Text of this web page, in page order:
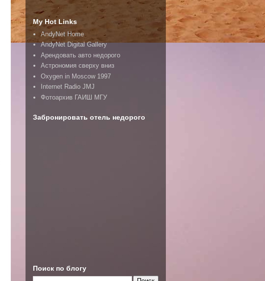
My Hot Links
AndyNet Home
AndyNet Digital Gallery
Арендовать авто недорого
Астрономия сверху вниз
Oxygen in Moscow 1997
Internet Radio JMJ
Фотоархив ГАИШ МГУ
Забронировать отель недорого
Поиск по блогу